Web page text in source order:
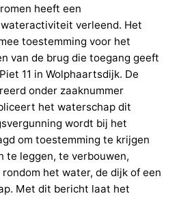
heeft een
verleend. Het
toestemming voor het
van de brug die toegang geeft
11 in Wolphaartsdijk. De
onder zaaknummer
het waterschap dit
wordt bij het
om toestemming te krijgen
te leggen, te verbouwen,
het water, de dijk of een
Met dit bericht laat het